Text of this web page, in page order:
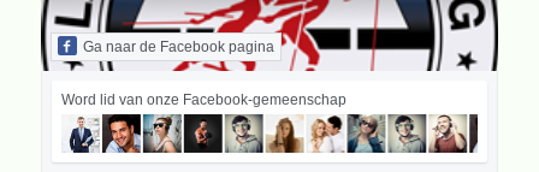
Ga naar de Facebook pagina
Word lid van onze Facebook-gemeenschap